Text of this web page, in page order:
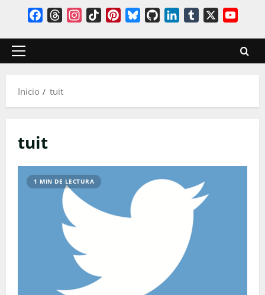
FacebookThreadsInstagram
TikTokPinterestBlueskyGitHubLinkedInTumblr
Menú
Inicio
tuit
tuit
1 MIN DE LECTURA